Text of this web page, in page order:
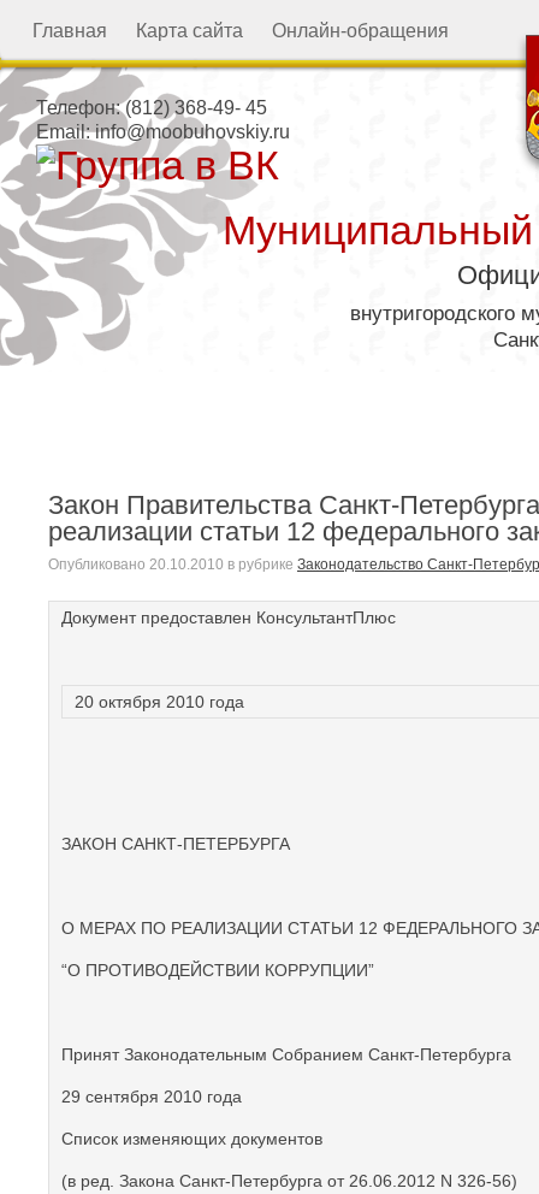
Главная Карта сайта Онлайн-обращения
Телефон:(812) 368-49- 45
Email:info@moobuhovskiy.ru
внутригородского
Закон Правительства Санкт-
реализации статьи 12 федерального
Опубликовано 20.10.2010 в рубрике Законодательство Санкт-
Документ предоставлен КонсультантПлюс
20 октября 2010 года
ЗАКОН САНКТ-ПЕТЕРБУРГА
О МЕРАХ ПО РЕАЛИЗАЦИИ СТАТЬИ 12 ФЕДЕРАЛЬНОГО
“О ПРОТИВОДЕЙСТВИИ КОРРУПЦИИ”
Принят Законодательным Собранием Санкт-Петербурга
29 сентября 2010 года
Список изменяющих документов
(в ред. Закона Санкт-Петербурга от 26.06.2012 N 326-56)